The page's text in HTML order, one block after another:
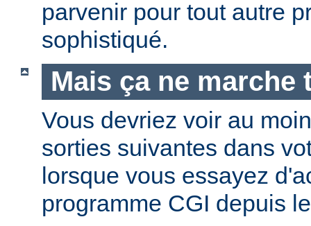
parvenir pour tout autre
sophistiqué.
Mais ça ne marche
Vous devriez voir au
sorties suivantes dans
lorsque vous essayez
programme CGI depuis